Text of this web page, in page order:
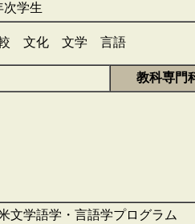
次学生
文化 文学 言語
教科専門
文学語学・言語学プログラム